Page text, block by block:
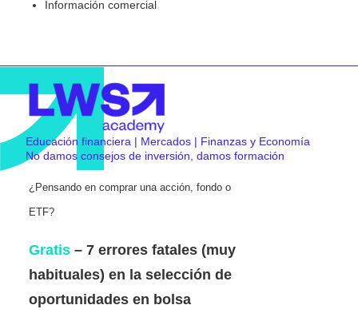
Información comercial
Educación financiera | Mercados | Finanzas y Economía
No damos consejos de inversión, damos formación
¿Pensando en comprar una acción, fondo o
ETF?
Gratis – 7 errores fatales (muy
habituales) en la selección de
oportunidades en bolsa